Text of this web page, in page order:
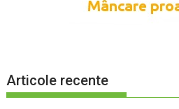
Articole recente